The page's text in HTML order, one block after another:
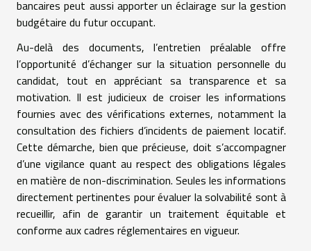
bancaires peut aussi apporter un éclairage sur la gestion
budgétaire du futur occupant.
Au-delà des documents, l’entretien préalable offre
l’opportunité d’échanger sur la situation personnelle du
candidat, tout en appréciant sa transparence et sa
motivation. Il est judicieux de croiser les informations
fournies avec des vérifications externes, notamment la
consultation des fichiers d’incidents de paiement locatif.
Cette démarche, bien que précieuse, doit s’accompagner
d’une vigilance quant au respect des obligations légales
en matière de non-discrimination. Seules les informations
directement pertinentes pour évaluer la solvabilité sont à
recueillir, afin de garantir un traitement équitable et
conforme aux cadres réglementaires en vigueur.